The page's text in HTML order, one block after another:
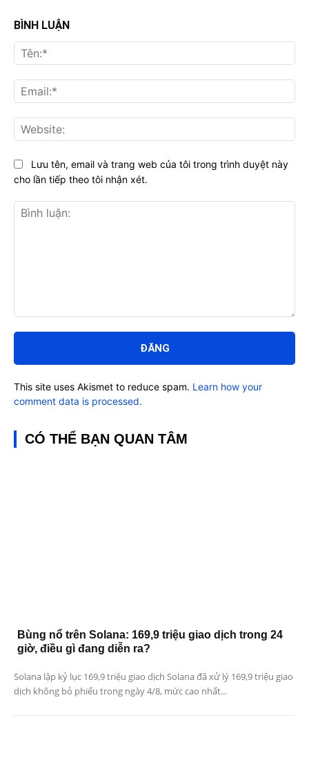
BÌNH LUẬN
Lưu tên, email và trang web của tôi trong trình duyệt này
cho lần tiếp theo tôi nhận xét.
This site uses Akismet to reduce spam. Learn how your
comment data is processed.
CÓ THỂ BẠN QUAN TÂM
Bùng nổ trên Solana: 169,9 triệu giao dịch trong 24
giờ, điều gì đang diễn ra?
Solana lập kỷ lục 169,9 triệu giao dịch Solana đã xử lý 169,9 triệu giao
dịch không bỏ phiếu trong ngày 4/8, mức cao nhất...